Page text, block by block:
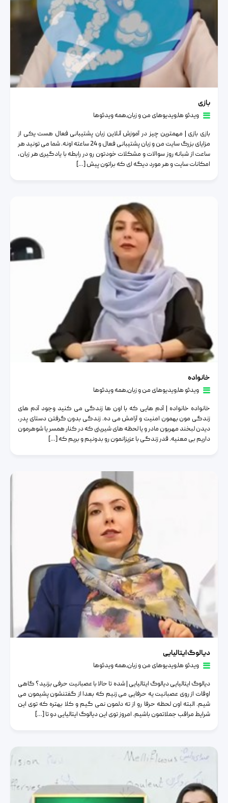
بازی
ویدئو ها٫ویدیوهای من و زبان٫همه ویدئوها
بازی بازی | مهمترین چیز در آموزش آنلاین زبان پشتیبانی فعال هست یکی از
مزایای بزرگ سایت من و زبان پشتیبانی فعال و 24 ساعته اونه. شما می تونید هر
ساعت از شبانه روز سوالات و مشکلات خودتون رو در رابطه با یادگیری هر زبان،
امکانات سایت و هر مورد دیگه ای که براتون پیش […]
خانواده
ویدئو ها٫ویدیوهای من و زبان٫همه ویدئوها
خانواده خانواده | آدم هایی که با اون ها زندگی می کنید وجود آدم های
زندگی مون بهمون امنیت و آرامش می ده. زندگی بدون گرفتن دستای پدر،
دیدن لبخند مهربون مادر و یا لحظه های شیرینی که در کنار همسر یا شوهرمون
داریم بی معنیه. قدر زندگی با عزیزانمون رو بدونیم و بریم که […]
دیالوگ ایتالیایی
ویدئو ها٫ویدیوهای من و زبان٫همه ویدئوها
دیالوگ ایتالیایی دیالوگ ایتالیایی | شده تا حالا با عصبانیت حرفی بزنید؟ گاهی
اوقات از روی عصبانیت یه حرفایی می زنیم که بعدا از گفتنشون پشیمون می
شیم. البته اون لحظه حرفا رو از ته دلمون نمی گیم و کلا بهتره که توی این
شرایط مراقب جملاتمون باشیم. امروز توی این دیالوگ ایتالیایی دو تا […]